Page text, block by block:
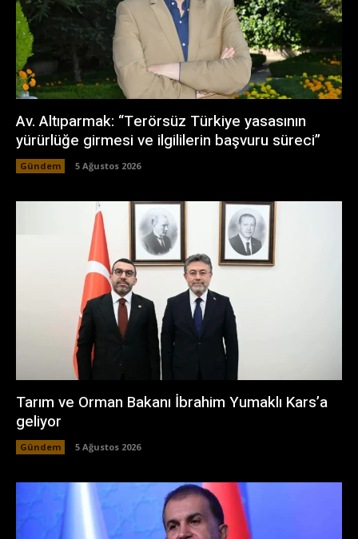
Av. Altıparmak: “Terörsüz Türkiye yasasının
yürürlüğe girmesi ve ilgililerin başvuru süreci”
Gündem 5 Ağustos 2026
Tarım ve Orman Bakanı İbrahim Yumaklı Kars’a
geliyor
Gündem 5 Ağustos 2026